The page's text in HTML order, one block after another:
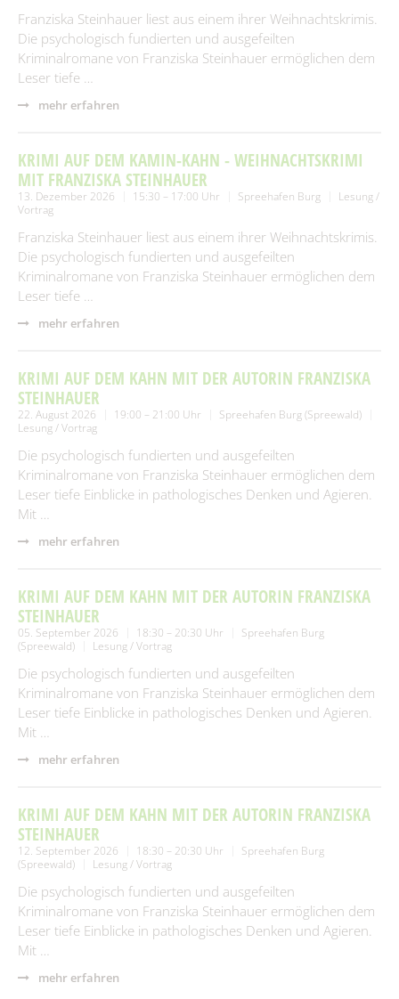
Franziska Steinhauer liest aus einem ihrer Weihnachtskrimis.
Die psychologisch fundierten und ausgefeilten
Kriminalromane von Franziska Steinhauer ermöglichen dem
Leser tiefe …
mehr erfahren
KRIMI AUF DEM KAMIN-KAHN - WEIHNACHTSKRIMI
MIT FRANZISKA STEINHAUER
13. Dezember 2026 15:30 – 17:00 Uhr Spreehafen Burg
Lesung /
Vortrag
Franziska Steinhauer liest aus einem ihrer Weihnachtskrimis.
Die psychologisch fundierten und ausgefeilten
Kriminalromane von Franziska Steinhauer ermöglichen dem
Leser tiefe …
mehr erfahren
KRIMI AUF DEM KAHN MIT DER AUTORIN FRANZISKA
STEINHAUER
22. August 2026 19:00 – 21:00 Uhr
Spreehafen Burg (Spreewald)
Lesung / Vortrag
Die psychologisch fundierten und ausgefeilten
Kriminalromane von Franziska Steinhauer ermöglichen dem
Leser tiefe Einblicke in pathologisches Denken und Agieren.
Mit …
mehr erfahren
KRIMI AUF DEM KAHN MIT DER AUTORIN FRANZISKA
STEINHAUER
05. September 2026 18:30 – 20:30 Uhr
Spreehafen Burg
(Spreewald)
Lesung / Vortrag
Die psychologisch fundierten und ausgefeilten
Kriminalromane von Franziska Steinhauer ermöglichen dem
Leser tiefe Einblicke in pathologisches Denken und Agieren.
Mit …
mehr erfahren
KRIMI AUF DEM KAHN MIT DER AUTORIN FRANZISKA
STEINHAUER
12. September 2026 18:30 – 20:30 Uhr
Spreehafen Burg
(Spreewald)
Lesung / Vortrag
Die psychologisch fundierten und ausgefeilten
Kriminalromane von Franziska Steinhauer ermöglichen dem
Leser tiefe Einblicke in pathologisches Denken und Agieren.
Mit …
mehr erfahren